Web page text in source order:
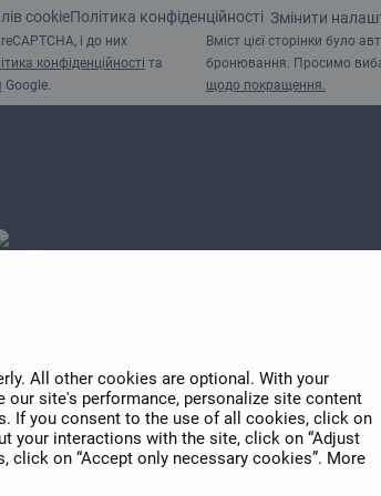
All other cookies are optional. With your
site's performance, personalize site content
If you consent to the use of all cookies, click on
your interactions with the site, click on “Adjust
on “Accept only necessary cookies”. More
cookieПолітика конфіденційності Змінити
і до них
конфіденційності та
Google.
Вміст цієї сторінки було
бронювання. Просимо
щодо покращення.